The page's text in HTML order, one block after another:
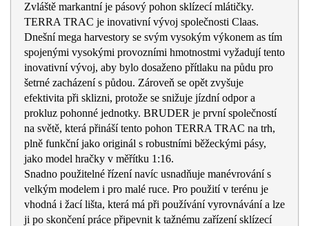
Zvláště markantní je pásový pohon sklízecí mlátičky.
TERRA TRAC je inovativní vývoj společnosti Claas.
Dnešní mega harvestory se svým vysokým výkonem as tím
spojenými vysokými provozními hmotnostmi vyžadují tento
inovativní vývoj, aby bylo dosaženo přítlaku na půdu pro
šetrné zacházení s půdou. Zároveň se opět zvyšuje
efektivita při sklizni, protože se snižuje jízdní odpor a
prokluz pohonné jednotky. BRUDER je první společností
na světě, která přináší tento pohon TERRA TRAC na trh,
plně funkční jako originál s robustními běžeckými pásy,
jako model hračky v měřítku 1:16.
Snadno použitelné řízení navíc usnadňuje manévrování s
velkým modelem i pro malé ruce. Pro použití v terénu je
vhodná i žací lišta, která má při používání vyrovnávání a lze
ji po skončení práce připevnit k tažnému zařízení sklízecí